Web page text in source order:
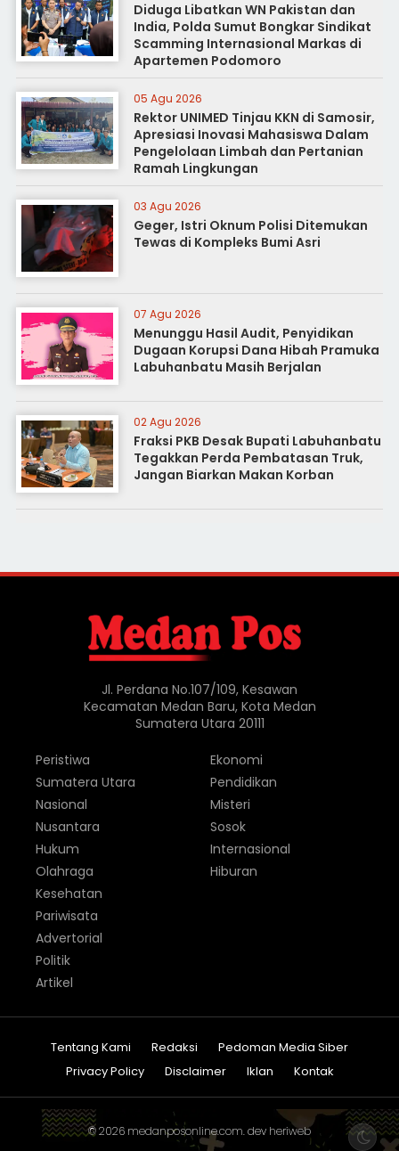
Diduga Libatkan WN Pakistan dan
India, Polda Sumut Bongkar Sindikat
Scamming Internasional Markas di
Apartemen Podomoro
05 Agu 2026
Rektor UNIMED Tinjau KKN di Samosir,
Apresiasi Inovasi Mahasiswa Dalam
Pengelolaan Limbah dan Pertanian
Ramah Lingkungan
03 Agu 2026
Geger, Istri Oknum Polisi Ditemukan
Tewas di Kompleks Bumi Asri
07 Agu 2026
Menunggu Hasil Audit, Penyidikan
Dugaan Korupsi Dana Hibah Pramuka
Labuhanbatu Masih Berjalan
02 Agu 2026
Fraksi PKB Desak Bupati Labuhanbatu
Tegakkan Perda Pembatasan Truk,
Jangan Biarkan Makan Korban
Jl. Perdana No.107/109, Kesawan
Kecamatan Medan Baru, Kota Medan
Sumatera Utara 20111
Peristiwa
Sumatera Utara
Nasional
Nusantara
Hukum
Olahraga
Ekonomi
Pendidikan
Misteri
Sosok
Internasional
Hiburan
Kesehatan
Pariwisata
Advertorial
Politik
Artikel
Tentang Kami Redaksi
Pedoman Media Siber
Privacy Policy
Disclaimer Iklan Kontak
© 2026 medanposonline.com. dev heriweb